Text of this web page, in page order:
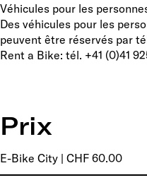
Véhicules pour les
Des véhicules pour les
peuvent être réservés par
Rent a Bike: tél. +41 (0)41
Prix
E-Bike City | CHF 60.00